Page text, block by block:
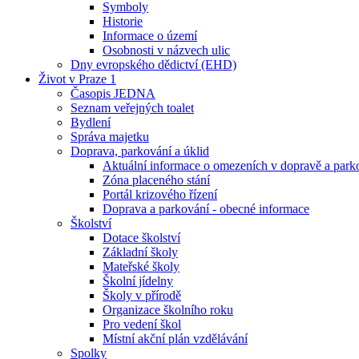
Symboly
Historie
Informace o území
Osobnosti v názvech ulic
Dny evropského dědictví (EHD)
Život v Praze 1
Časopis JEDNA
Seznam veřejných toalet
Bydlení
Správa majetku
Doprava, parkování a úklid
Aktuální informace o omezeních v dopravě a
Zóna placeného stání
Portál krizového řízení
Doprava a parkování - obecné informace
Školství
Dotace školství
Základní školy
Mateřské školy
Školní jídelny
Školy v přírodě
Organizace školního roku
Pro vedení škol
Místní akční plán vzdělávání
Spolky